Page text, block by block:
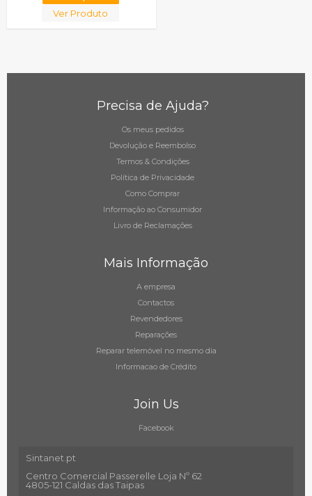
Ver Produto
Precisa de Ajuda?
Os meus pedidos
Devolução e Reembolso
Termos & Condições
Política de Privacidade
Como Comprar
Informação ao Consumidor
Livro de Reclamações
Mais Informação
A empresa
Contactos
Revendedores
Reparações
Reparar telemóvel no mesmo dia
Informacao de Crédito
Join Us
Facebook
Sintanet.pt
Centro Comercial Passerelle Loja Nº 62
4805-121 Caldas das Taipas